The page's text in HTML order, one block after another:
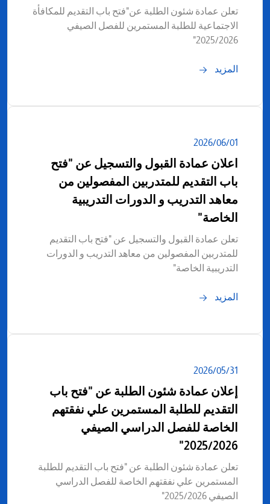
تعلن عمادة شئون الطلبة عن"فتح باب التقديم للمكافأة
الاجتماعية للطلبة المستمرين للفصل الصيفي
2025/2026"
المزيد
01‏/06‏/2026
اعلان عمادة القبول والتسجيل عن "فتح
باب التقديم للمتدربين المفصولين من
معاهد التدريب و الدورات التدريبية
الخاصة"
تعلن عمادة القبول والتسجيل عن "فتح باب التقديم
للمتدربين المفصولين من معاهد التدريب و الدورات
التدريبية الخاصة"
المزيد
31‏/05‏/2026
إعلان عمادة شئون الطلبة عن "فتح باب
التقديم للطلبة المستمرين علي نفقتهم
الخاصة للفصل الدراسي الصيفي
2025/2026"
تعلن عمادة شئون الطلبة عن "فتح باب التقديم للطلبة
المستمرين علي نفقتهم الخاصة للفصل الدراسي
الصيفي 2025/2026"